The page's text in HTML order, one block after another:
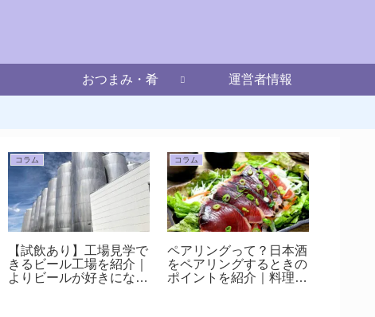
おつまみ・肴 運営者情報
コラム
【試飲あり】工場見学で
きるビール工場を紹介｜
よりビールが好きになっ
コラム
ペアリングって？日本酒
をペアリングするときの
ポイントを紹介｜料理と